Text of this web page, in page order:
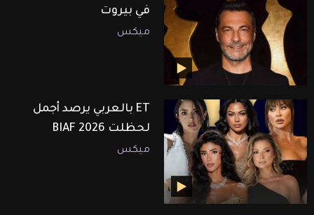
في بيروت
ميكس
ET بالعربي يرصد أجمل
لحظلت BIAF 2026
ميكس